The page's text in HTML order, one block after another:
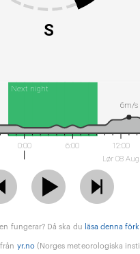
S
Next night
0:00 6:00
12:00
Lør 08 Aug
6m/s
fungerar? Då ska du läsa denna
yr.no (Norges meteorologiska